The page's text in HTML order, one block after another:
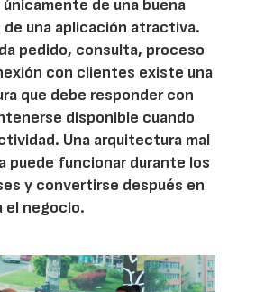
de una buena
de una aplicación atractiva.
pedido, consulta, proceso
con clientes existe una
que debe responder con
disponible cuando
Una arquitectura mal
puede funcionar durante los
y convertirse después en
el negocio.